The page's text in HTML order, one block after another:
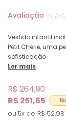
Vestido infantil
Petit Cherie, uma
sofisticação
Ler mais
R$ 251,65
R$ 264,90
5x R$ 52,98